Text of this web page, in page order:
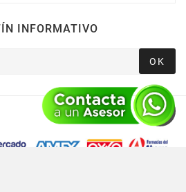
INFORMATIVO
OK